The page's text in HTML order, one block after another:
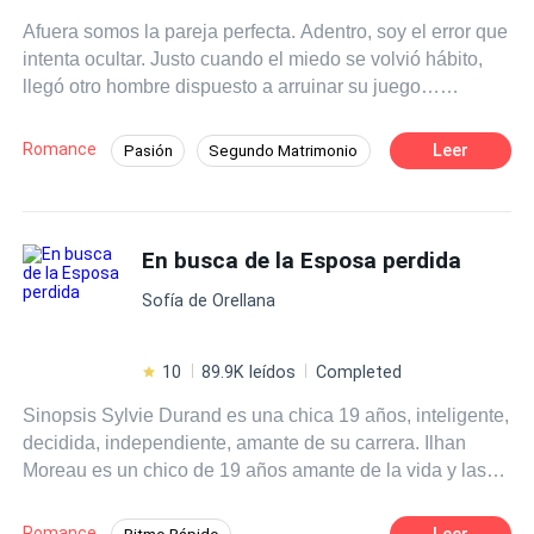
siempre nos dicen la verdad, no todo lo que brilla es oro,
no podemos juzgar a las personas sin conocerlas,
lecciones de vida que aprenderán. Acompáñame y
desdibujan en esta intensa historia
Afuera somos la pareja perfecta. Adentro, soy el error que
intenta ocultar. Justo cuando el miedo se volvió hábito,
llegó otro hombre dispuesto a arruinar su juego…
Romance Pasión Segundo Matrimonio
Amor Prohibido Embarazo
Leer
En busca de la Esposa perdida
Sofía de Orellana
10 89.9K leídos Completed
Sinopsis Sylvie Durand es una chica 19 años, inteligente,
decidida, independiente, amante de su carrera. Ilhan
Moreau es un chico de 19 años amante de la vida y las
ellos cuando los obliguen a casarse para cerrar un trato y